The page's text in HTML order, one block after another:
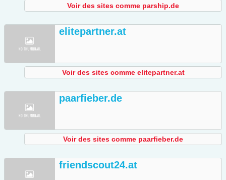
Voir des sites comme parship.de
elitepartner.at
Voir des sites comme elitepartner.at
paarfieber.de
Voir des sites comme paarfieber.de
friendscout24.at